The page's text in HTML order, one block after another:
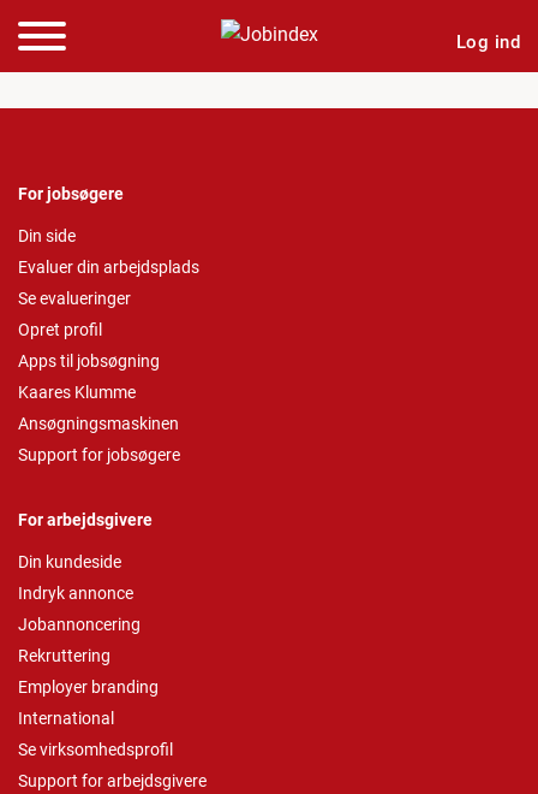
Log ind
For jobsøgere
Din side
Evaluer din arbejdsplads
Se evalueringer
Opret profil
Apps til jobsøgning
Kaares Klumme
Ansøgningsmaskinen
Support for jobsøgere
For arbejdsgivere
Din kundeside
Indryk annonce
Jobannoncering
Rekruttering
Employer branding
International
Se virksomhedsprofil
Support for arbejdsgivere